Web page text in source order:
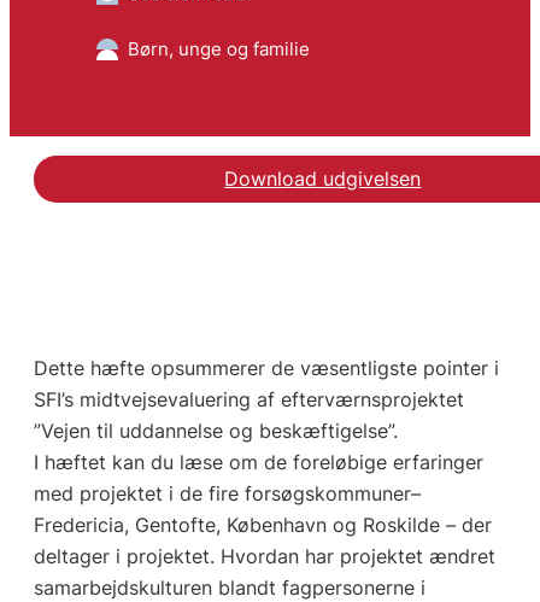
Børn, unge og familie
Download udgivelsen
Dette hæfte opsummerer de væsentligste pointer i
SFI’s midtvejsevaluering af efterværnsprojektet
”Vejen til uddannelse og beskæftigelse”.
I hæftet kan du læse om de foreløbige erfaringer
med projektet i de fire forsøgskommuner–
Fredericia, Gentofte, København og Roskilde – der
deltager i projektet. Hvordan har projektet ændret
samarbejdskulturen blandt fagpersonerne i